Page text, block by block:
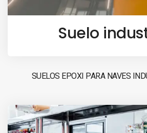
Suelo
SUELOS EPOXI PARA NAVES